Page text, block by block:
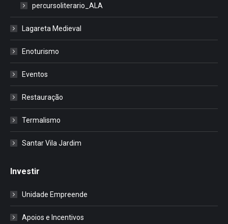
percursoliterario_ALA
Lagareta Medieval
Enoturismo
Eventos
Restauração
Termalismo
Santar Vila Jardim
Investir
Unidade Empreende
Apoios e Incentivos